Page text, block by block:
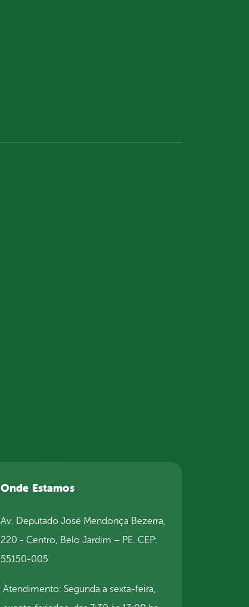
Onde Estamos
Av. Deputado José Mendonça Bezerra,
220 - Centro, Belo Jardim – PE. CEP:
55150-005
Atendimento: Segunda a sexta-feira,